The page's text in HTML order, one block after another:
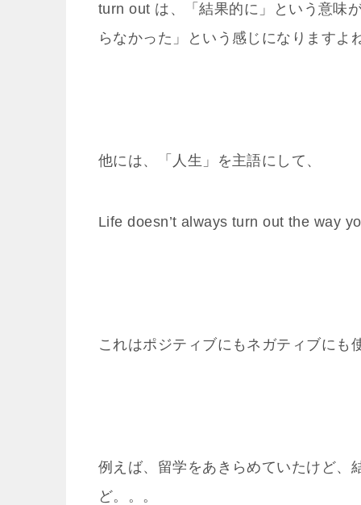
turn out は、「結果的に」という意味
らなかった」という感じになりますよ
他には、「人生」を主語にして、
Life doesn’t always turn out the way
これはポジティブにもネガティブにも
例えば、留学をあきらめていたけど、
ど。。。